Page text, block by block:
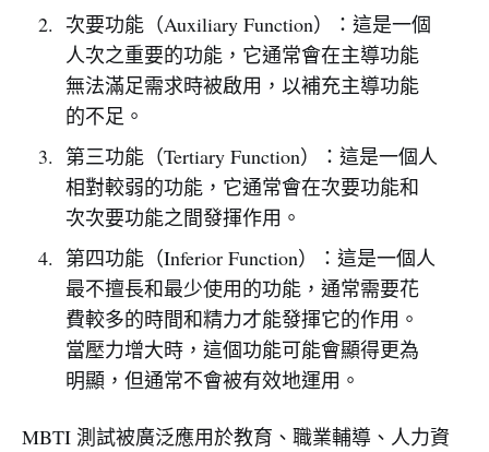
次要功能（Auxiliary Function）：這是一個
人次之重要的功能，它通常會在主導功能
無法滿足需求時被啟用，以補充主導功能
的不足。
第三功能（Tertiary Function）：這是一個人
相對較弱的功能，它通常會在次要功能和
次次要功能之間發揮作用。
第四功能（Inferior Function）：這是一個人
最不擅長和最少使用的功能，通常需要花
費較多的時間和精力才能發揮它的作用。
當壓力增大時，這個功能可能會顯得更為
明顯，但通常不會被有效地運用。
MBTI 測試被廣泛應用於教育、職業輔導、人力資